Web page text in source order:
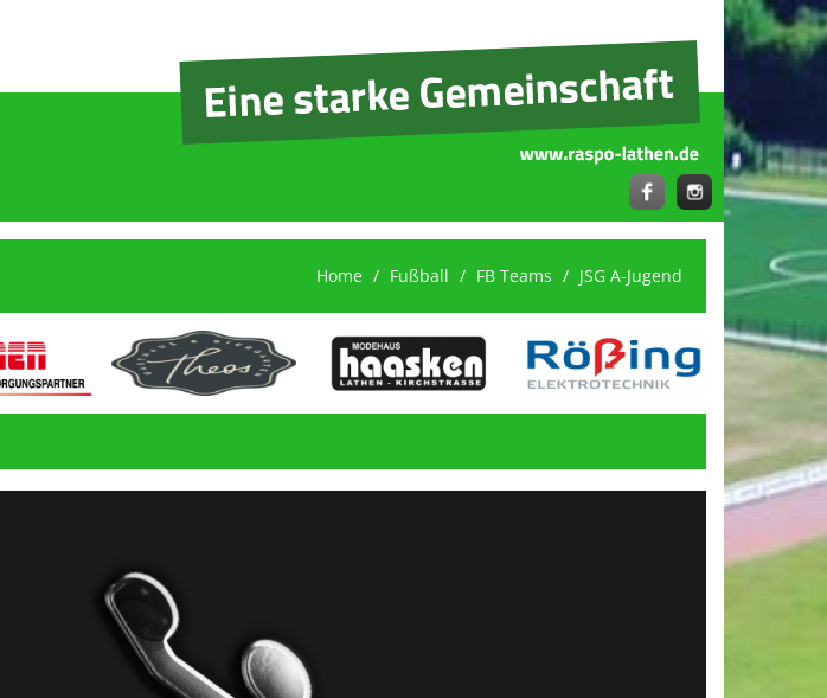
Home Fußball FB Teams JSG A-Jugend